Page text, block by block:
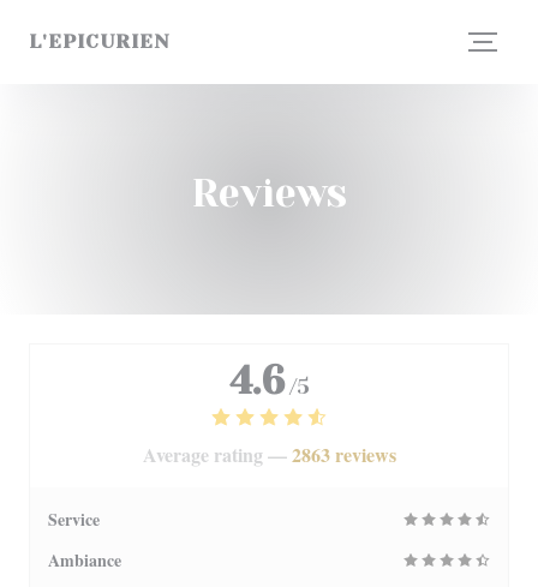
L'EPICURIEN
Reviews
4.6 /5
Average rating —2863 reviews
Service
Ambiance